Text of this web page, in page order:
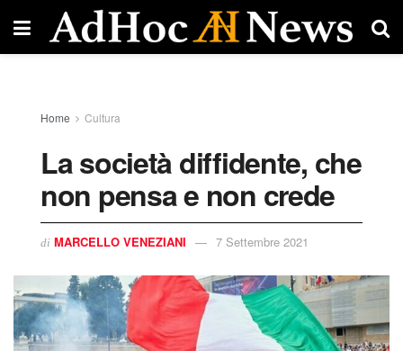
Home Cultura
La società diffidente, che
non pensa e non crede
di MARCELLO VENEZIANI 7 Settembre 2021